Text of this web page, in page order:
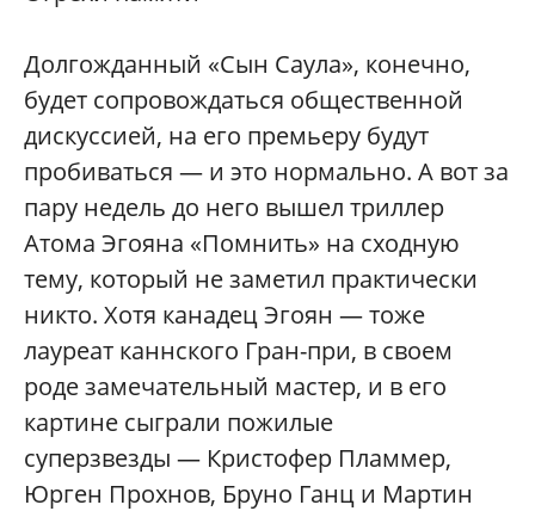
Долгожданный «Сын Саула», конечно,
будет сопровождаться общественной
дискуссией, на его премьеру будут
пробиваться — и это нормально. А вот за
пару недель до него вышел триллер
Атома Эгояна «Помнить» на сходную
тему, который не заметил практически
никто. Хотя канадец Эгоян — тоже
лауреат каннского Гран-при, в своем
роде замечательный мастер, и в его
картине сыграли пожилые
суперзвезды — Кристофер Пламмер,
Юрген Прохнов, Бруно Ганц и Мартин